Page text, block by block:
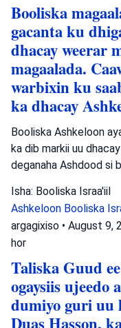
Booliska
gacanta ku
dhacay weerar
magaalada.
warbixin ku
ka dhacay
Booliska Ashkeloon
ka dib markii uu
deganaha Ashdood si
Isha: Booliska Israa'iil
Ashkeloon Booliska
argagixiso • August 9,
hor
Taliska Guud
ogaysiis ujeedo
dumiyo guri uu